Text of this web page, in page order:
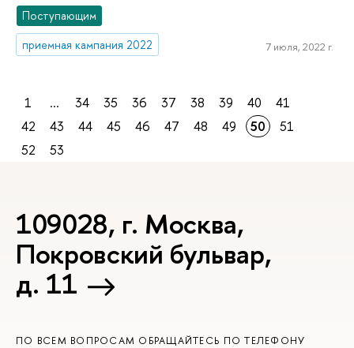
Поступающим
приемная кампания 2022
7 июля, 2022 г.
1 ... 34 35 36 37 38 39 40
41
42
43 44 45 46 47 48 49 50
51
52
53
109028, г. Москва,
Покровский бульвар,
д. 11
ПО ВСЕМ ВОПРОСАМ ОБРАЩАЙТЕСЬ ПО ТЕЛЕФОНУ